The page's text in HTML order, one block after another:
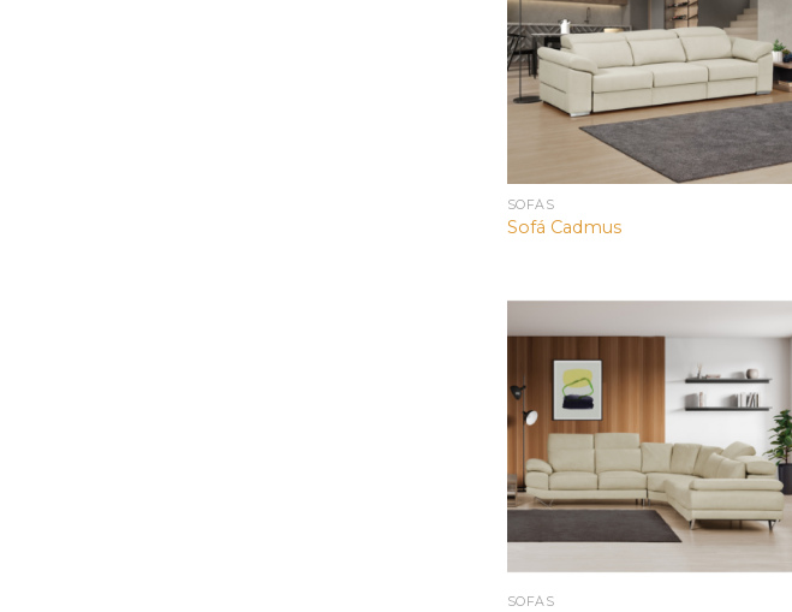
SOFÁS
Sofá Cadmus
SOFÁS